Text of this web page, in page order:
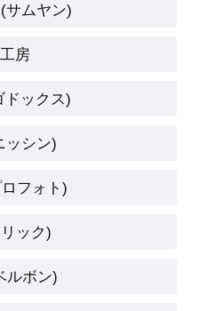
サムヤン)
房
ドックス)
ッシン)
フォト)
ック)
ルボン)